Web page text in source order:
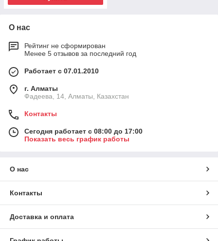
О нас
Рейтинг не сформирован
Менее 5 отзывов за последний год
Работает с 07.01.2010
г. Алматы
Фадеева, 14, Алматы, Казахстан
Контакты
Сегодня работает с 08:00 до 17:00
Показать весь график работы
О нас
Контакты
Доставка и оплата